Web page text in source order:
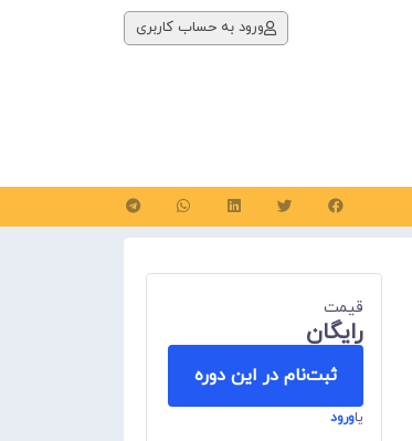
ورود به حساب کاربری
قیمت
رايگان
ثبت‌نام در این دوره
یاورود